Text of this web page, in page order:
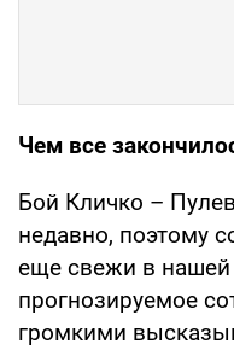
Чем все
Бой Кличко –
недавно, поэтому
еще свежи в
прогнозируемое
громкими